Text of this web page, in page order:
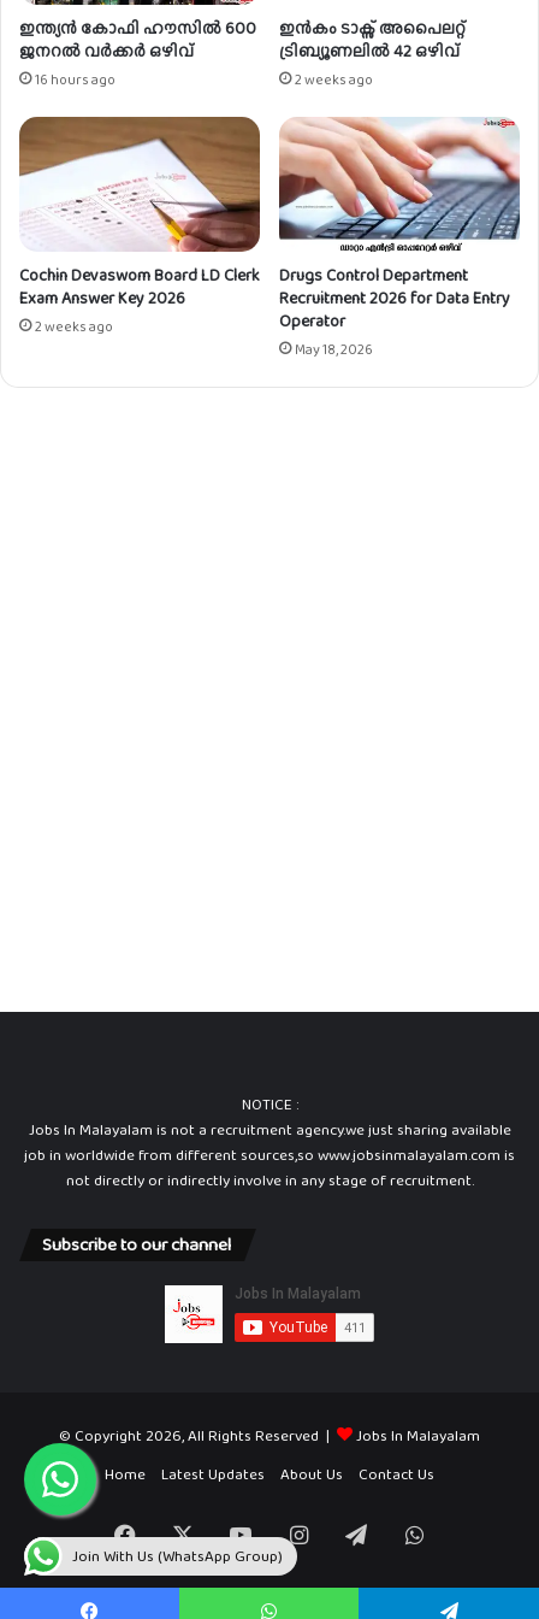
Join With Us (WhatsApp Group)
ഇന്ത്യൻ കോഫി ഹൗസിൽ 600
ജനറൽ വർക്കർ ഒഴിവ്
16 hours ago
ഇൻകം ടാക്സ് അപൈലറ്റ്
ട്രിബ്യൂണലിൽ 42 ഒഴിവ്
2 weeks ago
Cochin Devaswom Board LD Clerk
Exam Answer Key 2026
2 weeks ago
Drugs Control Department
Recruitment 2026 for Data Entry
Operator
May 18, 2026
NOTICE :
Jobs In Malayalam is not a recruitment agency.we just sharing available
job in worldwide from different sources,so www.jobsinmalayalam.com is
not directly or indirectly involve in any stage of recruitment.
Subscribe to our channel
© Copyright 2026, All Rights Reserved |
Jobs In Malayalam
Home
Latest Updates About Us Contact Us
Facebook
X YouTubeInstagramTelegramWhatsApp